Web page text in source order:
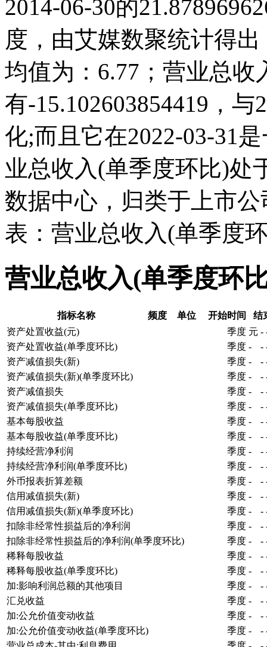
2014-06-30的
度，由艾媒数聚统计得
均值为：6.77；营业总收
有-15.102603854419，
化;而且它在2022-03-31
业总收入(单季度环比)处
数据中心，归类于上市
表：营业总收入(单季度
营业总收入(单季度环
指标名称 频度 单位 开始时间
结
资产处置收益(元)
季度 元 -
资产处置收益(单季度环比)
季度 - -
资产减值损失(新)
季度 - -
资产减值损失(新)(单季度环比)
季度 - -
资产减值损失
季度 - -
资产减值损失(单季度环比)
季度 - -
基本每股收益
季度 - -
基本每股收益(单季度环比)
季度 - -
持续经营净利润
季度 - -
持续经营净利润(单季度环比)
季度 - -
外币报表折算差额
季度 - -
信用减值损失(新)
季度 - -
信用减值损失(新)(单季度环比)
季度 - -
扣除非经常性损益后的净利润
季度 - -
扣除非经常性损益后的净利润(单季度环比)
季度 - -
稀释每股收益
季度 - -
稀释每股收益(单季度环比)
季度 - -
加:影响利润总额的其他项目
季度 - -
汇兑收益
季度 - -
加:公允价值变动收益
季度 - -
加:公允价值变动收益(单季度环比)
季度 - -